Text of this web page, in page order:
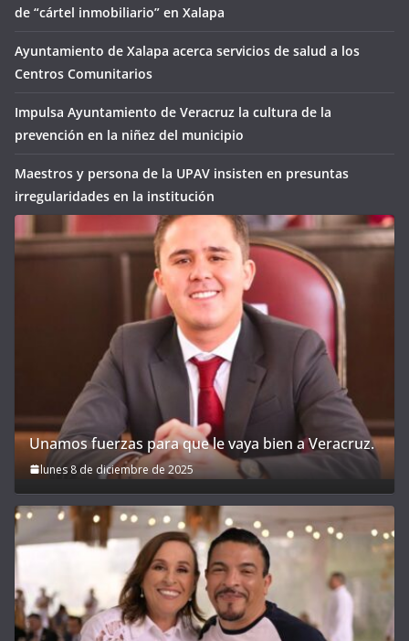
de “cártel inmobiliario” en Xalapa
Ayuntamiento de Xalapa acerca servicios de salud a los
Centros Comunitarios
Impulsa Ayuntamiento de Veracruz la cultura de la
prevención en la niñez del municipio
Maestros y persona de la UPAV insisten en presuntas
irregularidades en la institución
Unamos fuerzas para que le vaya bien a Veracruz.
lunes 8 de diciembre de 2025